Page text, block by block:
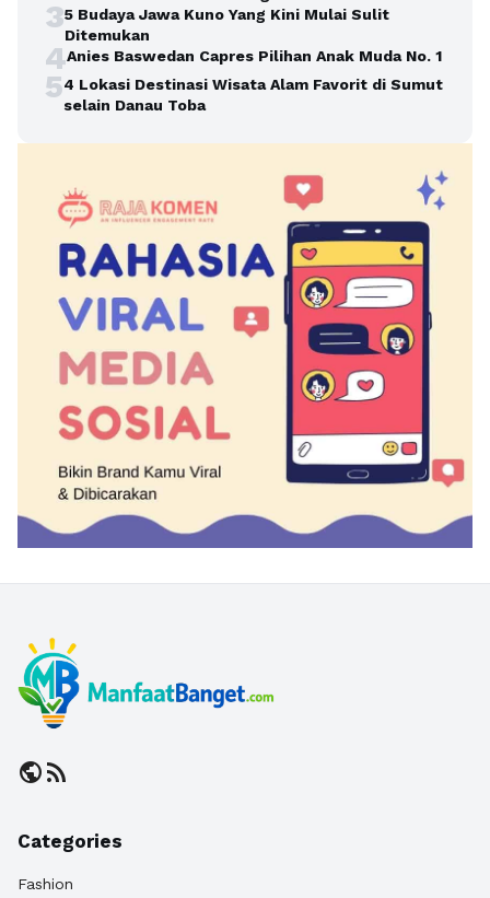
35 Budaya Jawa Kuno Yang Kini Mulai Sulit
Ditemukan
4Anies Baswedan Capres Pilihan Anak Muda No. 1
54 Lokasi Destinasi Wisata Alam Favorit di Sumut
selain Danau Toba
publicrss_feed
Categories
Fashion